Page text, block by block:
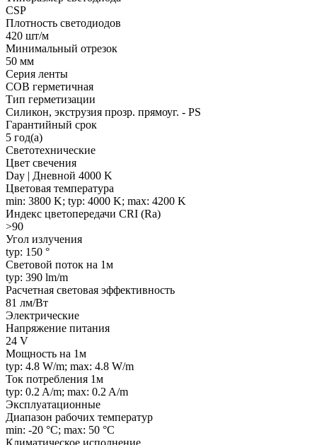
CSP
Плотность светодиодов
420 шт/м
Минимальный отрезок
50 мм
Серия ленты
COB герметичная
Тип герметизации
Силикон, экструзия прозр. прямоуг. - PS
Гарантийный срок
5 год(а)
Светотехнические
Цвет свечения
Day | Дневной 4000 K
Цветовая температура
min: 3800 K; typ: 4000 K; max: 4200 K
Индекс цветопередачи CRI (Ra)
>90
Угол излучения
typ: 150 °
Световой поток на 1м
typ: 390 lm/m
Расчетная световая эффективность
81 лм/Вт
Электрические
Напряжение питания
24 V
Мощность на 1м
typ: 4.8 W/m; max: 4.8 W/m
Ток потребления 1м
typ: 0.2 A/m; max: 0.2 A/m
Эксплуатационные
Диапазон рабочих температур
min: -20 °C; max: 50 °C
Климатическое исполнение